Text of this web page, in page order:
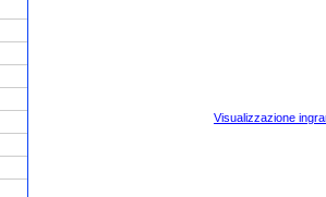
Visualizzazione